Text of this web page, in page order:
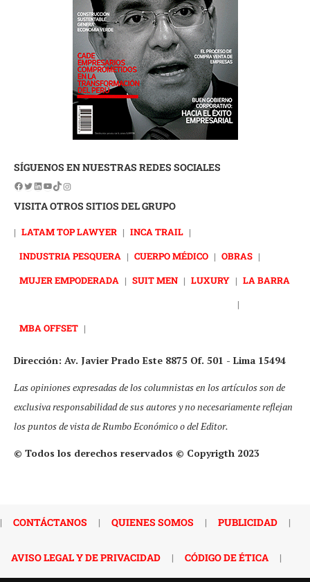
SÍGUENOS EN NUESTRAS REDES SOCIALES
VISITA OTROS SITIOS DEL GRUPO
| LATAM TOP LAWYER | INCA TRAIL |
INDUSTRIA PESQUERA | CUERPO MÉDICO | OBRAS |
MUJER EMPODERADA | SUIT MEN | LUXURY | LA BARRA
|
MBA OFFSET |
Dirección: Av. Javier Prado Este 8875 Of. 501 - Lima 15494
Las opiniones expresadas de los columnistas en los artículos son de
exclusiva responsabilidad de sus autores y no necesariamente reflejan
los puntos de vista de Rumbo Económico o del Editor.
© Todos los derechos reservados © Copyrigth 2023
| CONTÁCTANOS | QUIENES SOMOS | PUBLICIDAD |
AVISO LEGAL Y DE PRIVACIDAD | CÓDIGO DE ÉTICA |